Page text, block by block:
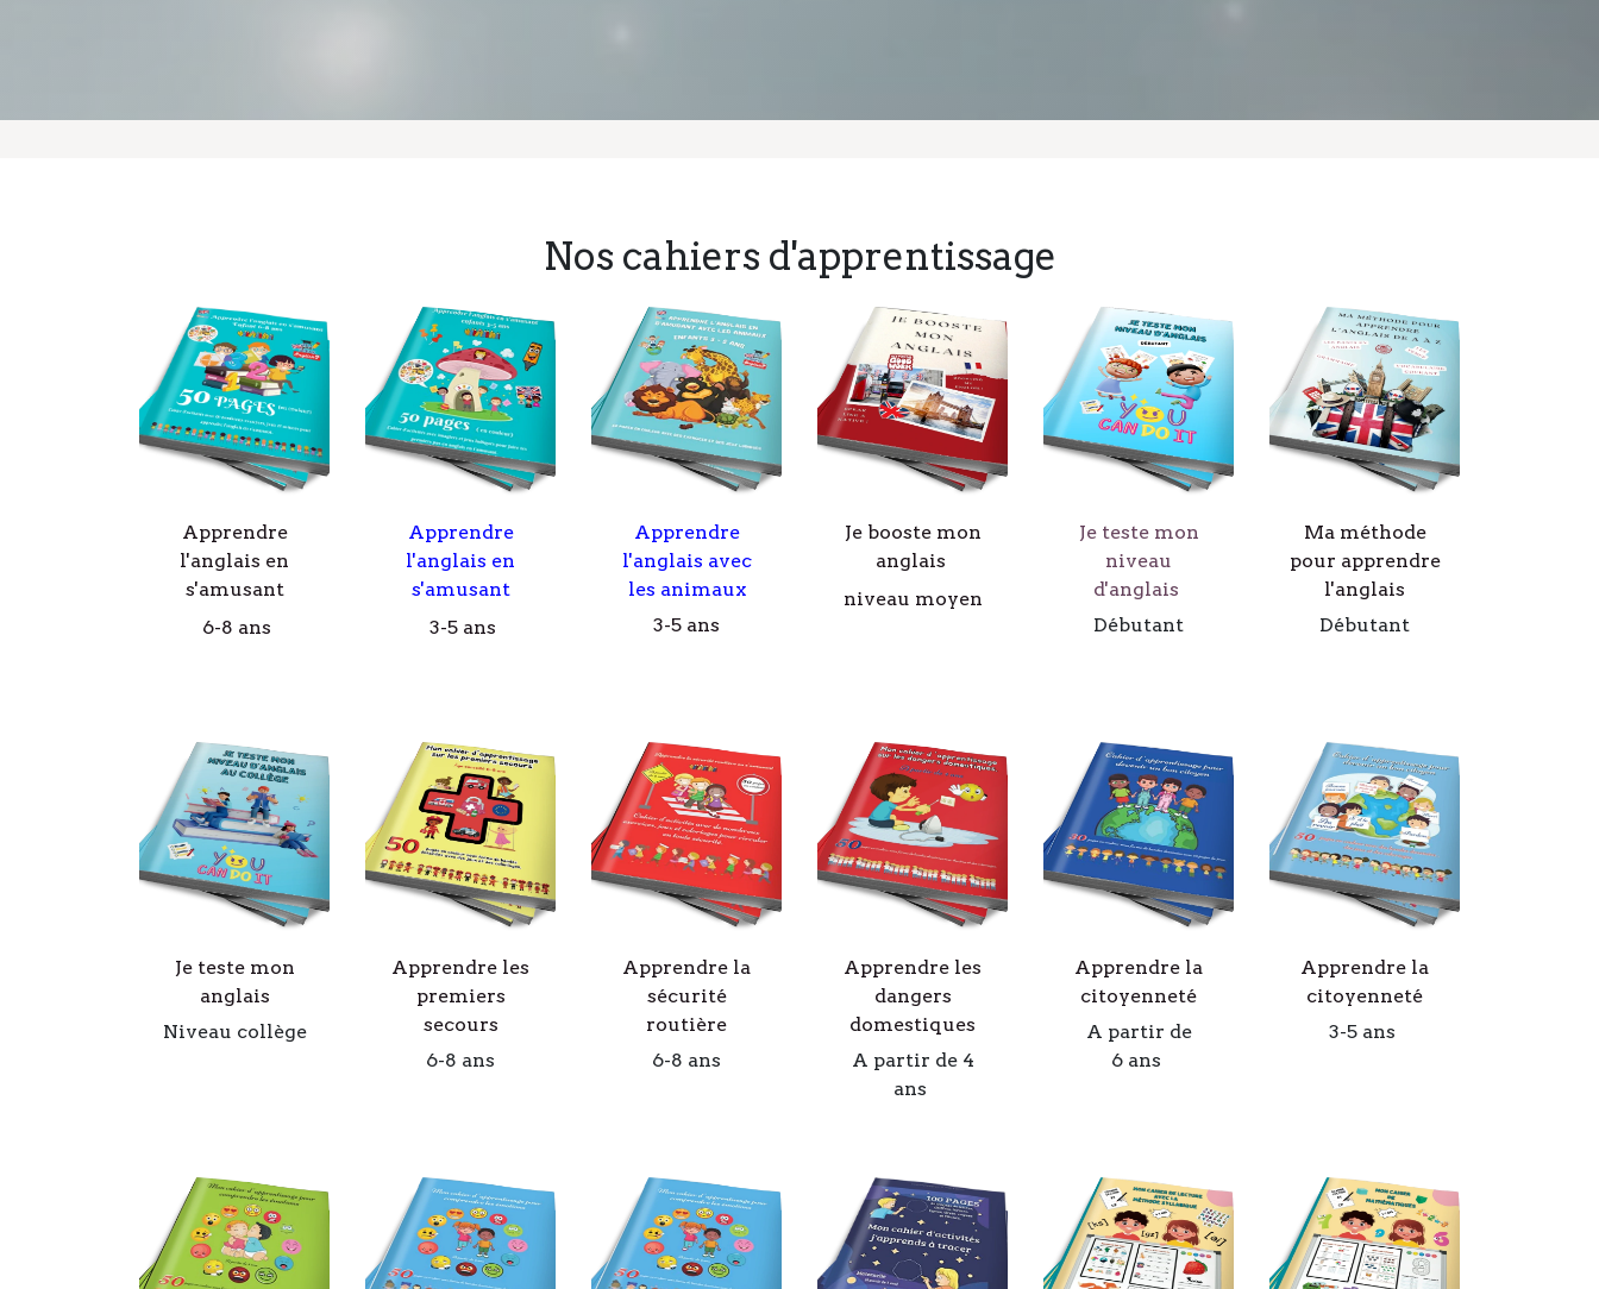
Nos cahiers d'apprentissage
Apprendre
l'anglais en
s'amusant
6-8 ans
Apprendre
l'anglais en
s'amusant
3-5 ans
Apprendre
l'anglais avec
les animaux
3-5 ans
Je booste mon
anglais
niveau moyen
Je teste mon
niveau
d'anglais
Débutant
Ma méthode
pour apprendre
l'anglais
Débutant
Je teste mon
anglais
Niveau collège
Apprendre les
premiers
secours
6-8 ans
Apprendre la
sécurité
routière
6-8 ans
Apprendre les
dangers
domestiques
A partir de 4
ans
Apprendre la
citoyenneté
A partir de
6 ans
Apprendre la
citoyenneté
3-5 ans